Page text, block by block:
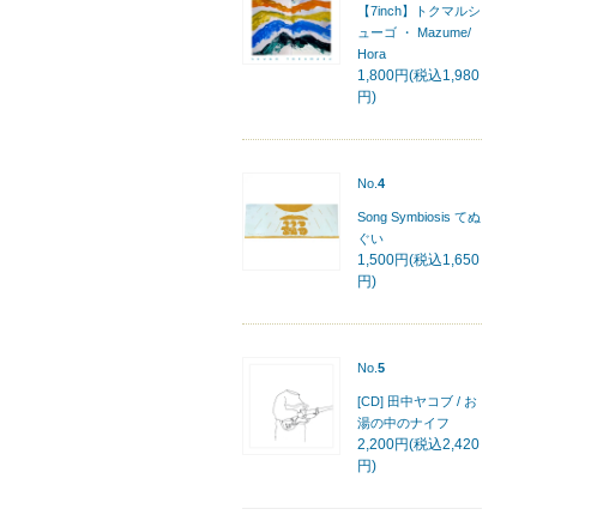
【7inch】トクマルシ
ューゴ ・ Mazume/
Hora
1,800円(税込1,980
円)
No. 4
Song Symbiosis てぬ
ぐい
1,500円(税込1,650
円)
No. 5
[CD] 田中ヤコブ / お
湯の中のナイフ
2,200円(税込2,420
円)